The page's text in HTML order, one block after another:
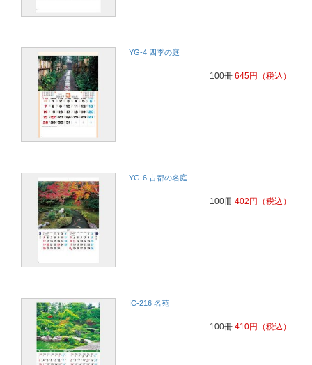
YG-4 四季の庭
100冊 645円 （税込）
YG-6 古都の名庭
100冊 402 円 （税込）
IC-216 名苑
100冊 410円 （税込）